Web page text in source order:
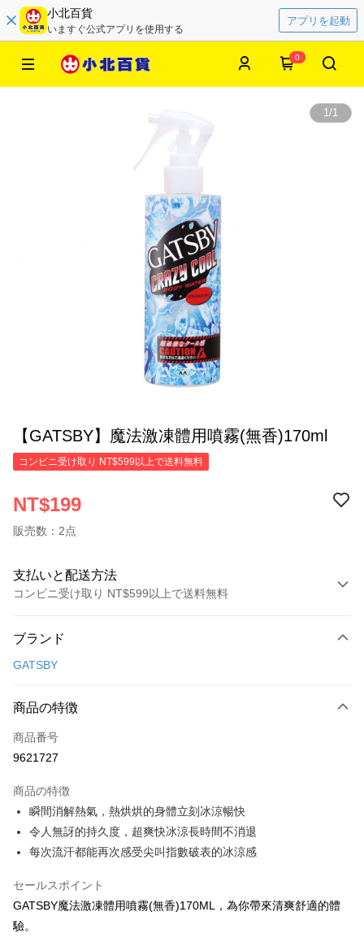
小北百貨
いますぐ公式アプリを使用する
アプリを起動
0
1/1
【GATSBY】魔法激凍體用噴霧(無香)170ml
コンビニ受け取り NT$599以上で送料無料
NT$199
販売数：2点
支払いと配送方法
コンビニ受け取り NT$599以上で送料無料
クレジットカード1回払い
LINE Pay
Apple Pay
Easy Wallet
Google Pay
AFTEE代金後払い
1.お支払い方法でAFTEE代金後払いを選択すると、携帯電話認証ウィンド
ウが表示されます。
ATM払い
ブランド
GATSBY
商品の特徴
商品番号
9621727
商品の特徴
瞬間消解熱氣，熱烘烘的身體立刻冰涼暢快
令人無訝的持久度，超爽快冰涼長時間不消退
每次流汗都能再次感受尖叫指數破表的冰涼感
セールスポイント
GATSBY魔法激凍體用噴霧(無香)170ML，為你帶來清爽舒適的體
驗。